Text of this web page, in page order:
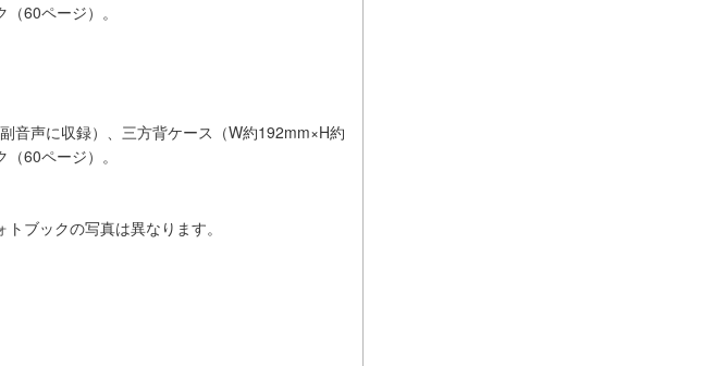
60ページ）。
音声に収録）、三方背ケース（W約192mm×H約
60ページ）。
ブックの写真は異なります。